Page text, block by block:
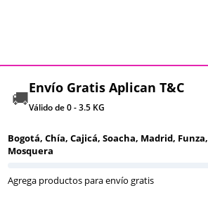
🚚 Envío Gratis Aplican T&C
Válido de 0 - 3.5 KG
Bogotá, Chía, Cajicá, Soacha, Madrid, Funza,
Mosquera
Agrega productos para envío gratis